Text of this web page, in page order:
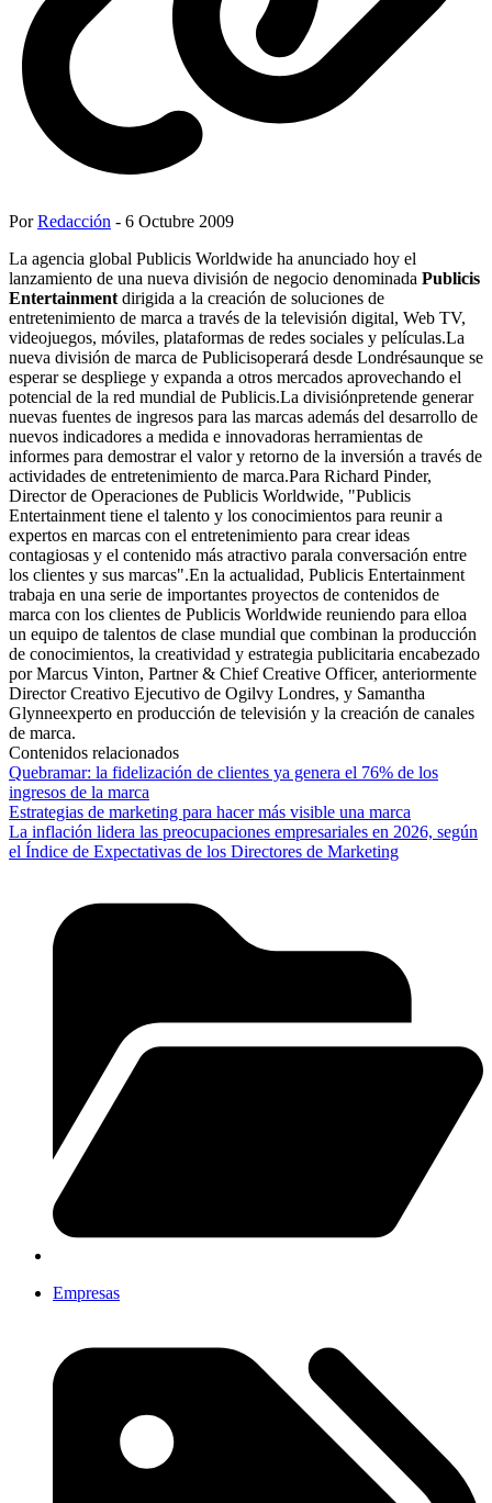
PorRedacción - 6 Octubre 2009
La agencia global Publicis Worldwide ha anunciado hoy el
lanzamiento de una nueva división de negocio denominada Publicis
Entertainment dirigida a la creación de soluciones de
entretenimiento de marca a través de la televisión digital, Web TV,
videojuegos, móviles, plataformas de redes sociales y películas.La
nueva división de marca de Publicisoperará desde Londrésaunque se
esperar se despliege y expanda a otros mercados aprovechando el
potencial de la red mundial de Publicis.La divisiónpretende generar
nuevas fuentes de ingresos para las marcas además del desarrollo de
nuevos indicadores a medida e innovadoras herramientas de
informes para demostrar el valor y retorno de la inversión a través de
actividades de entretenimiento de marca.Para Richard Pinder,
Director de Operaciones de Publicis Worldwide, "Publicis
Entertainment tiene el talento y los conocimientos para reunir a
expertos en marcas con el entretenimiento para crear ideas
contagiosas y el contenido más atractivo parala conversación entre
los clientes y sus marcas".En la actualidad, Publicis Entertainment
trabaja en una serie de importantes proyectos de contenidos de
marca con los clientes de Publicis Worldwide reuniendo para elloa
un equipo de talentos de clase mundial que combinan la producción
de conocimientos, la creatividad y estrategia publicitaria encabezado
por Marcus Vinton, Partner & Chief Creative Officer, anteriormente
Director Creativo Ejecutivo de Ogilvy Londres, y Samantha
Glynneexperto en producción de televisión y la creación de canales
de marca.
Contenidos relacionados
Quebramar: la fidelización de clientes ya genera el 76% de los
ingresos de la marca
Estrategias de marketing para hacer más visible una marca
La inflación lidera las preocupaciones empresariales en 2026, según
el Índice de Expectativas de los Directores de Marketing
Empresas